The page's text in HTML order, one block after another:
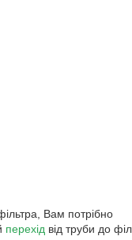
Вам потрібно
перехід від труби до